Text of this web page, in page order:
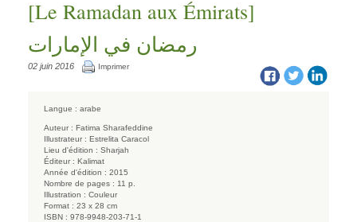
[Le Ramadan aux Émirats]
رمضان في الإمارات
02 juin 2016 Imprimer
Langue : arabe
Auteur : Fatima Sharafeddine
Illustrateur : Estrelita Caracol
Lieu d'édition : Sharjah
Éditeur : Kalimat
Année d'édition : 2015
Nombre de pages : 11 p.
Illustration : Couleur
Format : 23 x 28 cm
ISBN : 978-9948-203-71-1